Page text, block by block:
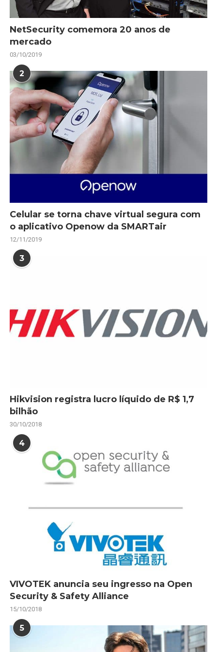
NetSecurity comemora 20 anos de
mercado
03/10/2019
2
Celular se torna chave virtual segura com
o aplicativo Openow da SMARTair
12/11/2019
3
Hikvision registra lucro líquido de R$ 1,7
bilhão
30/10/2018
4
VIVOTEK anuncia seu ingresso na Open
Security & Safety Alliance
15/10/2018
5